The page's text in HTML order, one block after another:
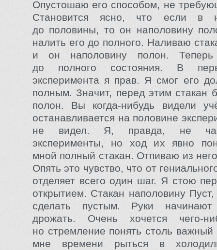
Опустошаю его способом, не
Становится ясно, что если в
до половины, то он наполовину
налить его до полного. Наливаю
и он наполовину полон.
до полного состояния. В
эксперимента я прав. Я смог его
полным. Значит, перед этим стакан
полон. Вы когда-нибудь видели
останавливается на половине
не видел. Я, правда, не
эксперименты, но ход их явно
мной полный стакан. Отпиваю из
Опять это чувство, что от
отделяет всего один шаг. Я стою
открытием. Стакан наполовину
сделать пустым. Руки
дрожать. Очень хочется чего-
но стремление понять столь важный
мне времени рыться в